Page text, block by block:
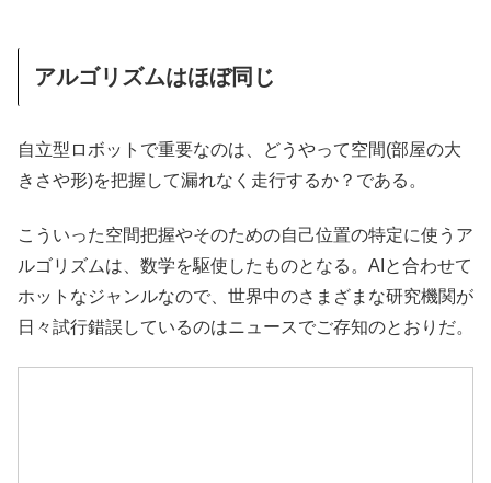
アルゴリズムはほぼ同じ
自立型ロボットで重要なのは、どうやって空間(部屋の大
きさや形)を把握して漏れなく走行するか？である。
こういった空間把握やそのための自己位置の特定に使うア
ルゴリズムは、数学を駆使したものとなる。AIと合わせて
ホットなジャンルなので、世界中のさまざまな研究機関が
日々試行錯誤しているのはニュースでご存知のとおりだ。